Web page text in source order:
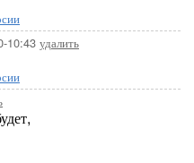
10:43 удалить